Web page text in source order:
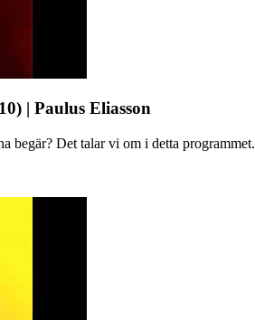
| Paulus Eliasson
begär? Det talar vi om i detta programmet.